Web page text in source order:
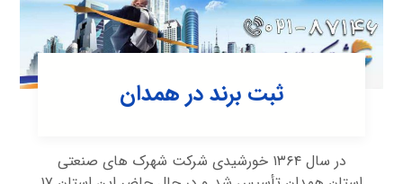
ثبت برند در همدان
در سال ۱۳۶۴ خورشیدی شرکت شهرک ‌های صنعتی